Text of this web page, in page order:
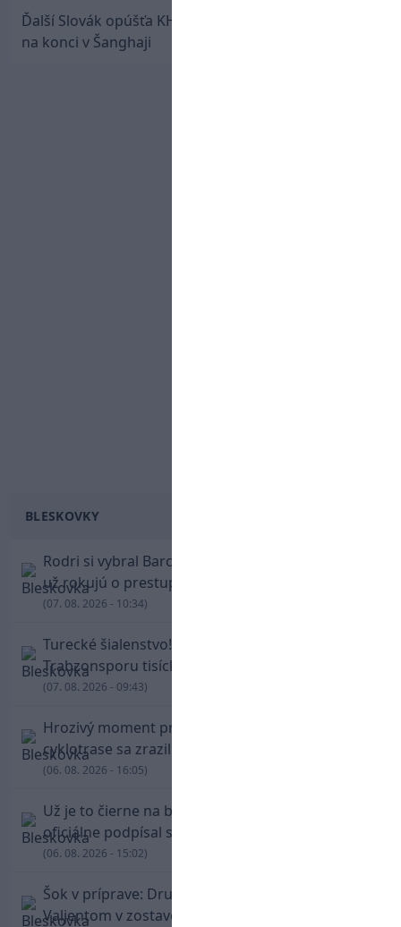
Ďalší Slovák opúšťa KHL. Patrik Rybár sa dohodol
na konci v Šanghaji
BLESKOVKY
Rodri si vybral Barcelonu a odmietol Real. Kluby
už rokujú o prestupovej čiastke
(07. 08. 2026 - 10:34)
Turecké šialenstvo! Salaha vítali na štadióne
Trabzonsporu tisícky fanúšikov
(07. 08. 2026 - 09:43)
Hrozivý moment pre Zdena Cháru! Na
cyklotrase sa zrazil s bežcom
(06. 08. 2026 - 16:05)
Už je to čierne na bielom: Mohamed Salah
oficiálne podpísal s Trabzonsporom
(06. 08. 2026 - 15:02)
Šok v príprave: Druholigová Mallorca s
Valjentom v zostave zdolala PSG